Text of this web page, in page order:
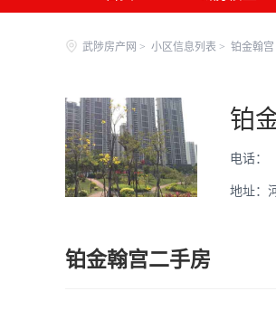
武陟房产网 > 小区信息列表 > 铂金翰宫
铂
电话：
地址：
铂金翰宫二手房